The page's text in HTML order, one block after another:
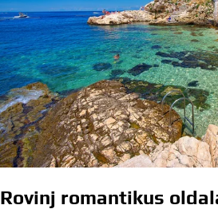
Rovinj romantikus